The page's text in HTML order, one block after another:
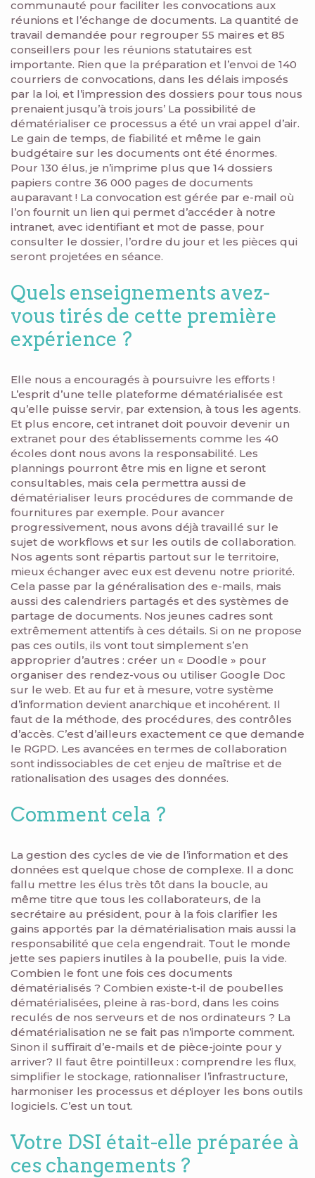
communauté pour faciliter les convocations aux
réunions et l’échange de documents. La quantité de
travail demandée pour regrouper 55 maires et 85
conseillers pour les réunions statutaires est
importante. Rien que la préparation et l’envoi de 140
courriers de convocations, dans les délais imposés
par la loi, et l’impression des dossiers pour tous nous
prenaient jusqu’à trois jours’ La possibilité de
dématérialiser ce processus a été un vrai appel d’air.
Le gain de temps, de fiabilité et même le gain
budgétaire sur les documents ont été énormes.
Pour 130 élus, je n’imprime plus que 14 dossiers
papiers contre 36 000 pages de documents
auparavant ! La convocation est gérée par e-mail où
l’on fournit un lien qui permet d’accéder à notre
intranet, avec identifiant et mot de passe, pour
consulter le dossier, l’ordre du jour et les pièces qui
seront projetées en séance.
Quels enseignements avez-
vous tirés de cette première
expérience ?
Elle nous a encouragés à poursuivre les efforts !
L’esprit d’une telle plateforme dématérialisée est
qu’elle puisse servir, par extension, à tous les agents.
Et plus encore, cet intranet doit pouvoir devenir un
extranet pour des établissements comme les 40
écoles dont nous avons la responsabilité. Les
plannings pourront être mis en ligne et seront
consultables, mais cela permettra aussi de
dématérialiser leurs procédures de commande de
fournitures par exemple. Pour avancer
progressivement, nous avons déjà travaillé sur le
sujet de workflows et sur les outils de collaboration.
Nos agents sont répartis partout sur le territoire,
mieux échanger avec eux est devenu notre priorité.
Cela passe par la généralisation des e-mails, mais
aussi des calendriers partagés et des systèmes de
partage de documents. Nos jeunes cadres sont
extrêmement attentifs à ces détails. Si on ne propose
pas ces outils, ils vont tout simplement s’en
approprier d’autres : créer un « Doodle » pour
organiser des rendez-vous ou utiliser Google Doc
sur le web. Et au fur et à mesure, votre système
d’information devient anarchique et incohérent. Il
faut de la méthode, des procédures, des contrôles
d’accès. C’est d’ailleurs exactement ce que demande
le RGPD. Les avancées en termes de collaboration
sont indissociables de cet enjeu de maîtrise et de
rationalisation des usages des données.
Comment cela ?
La gestion des cycles de vie de l’information et des
données est quelque chose de complexe. Il a donc
fallu mettre les élus très tôt dans la boucle, au
même titre que tous les collaborateurs, de la
secrétaire au président, pour à la fois clarifier les
gains apportés par la dématérialisation mais aussi la
responsabilité que cela engendrait. Tout le monde
jette ses papiers inutiles à la poubelle, puis la vide.
Combien le font une fois ces documents
dématérialisés ? Combien existe-t-il de poubelles
dématérialisées, pleine à ras-bord, dans les coins
reculés de nos serveurs et de nos ordinateurs ? La
dématérialisation ne se fait pas n’importe comment.
Sinon il suffirait d’e-mails et de pièce-jointe pour y
arriver? Il faut être pointilleux : comprendre les flux,
simplifier le stockage, rationnaliser l’infrastructure,
harmoniser les processus et déployer les bons outils
logiciels. C’est un tout.
Votre DSI était-elle préparée à
ces changements ?